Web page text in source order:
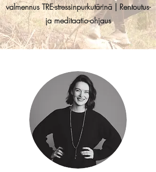
valmennus TRE-stressinpurkutärinä | Rentoutus-
ja meditaatio-ohjaus